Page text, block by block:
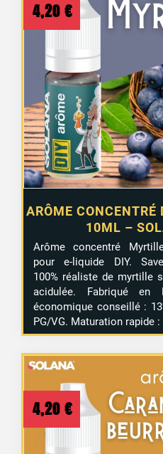
ARÔME
10ML –
4,20 €
Arôme concentré
pour e-liquide DIY.
100% réaliste de myrtille
acidulée. Fabriqué en
économique conseillé :
PG/VG. Maturation rapide
4,20 €